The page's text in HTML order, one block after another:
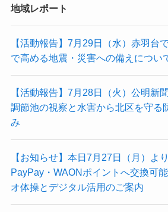
地域レポート
【活動報告】7月29日（水）赤羽台
で高める地震・災害への備えについ
【活動報告】7月28日（火）公明新
調節池の視察と水害から北区を守る
み
【お知らせ】本日7月27日（月）よ
PayPay・WAONポイントへ交換可
オ体操とデジタル活用のご案内